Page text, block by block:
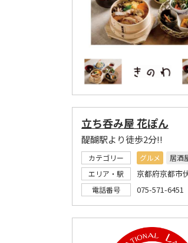
立ち呑み屋 花ぽん
醍醐駅より徒歩2分!!
カテゴリー グルメ
居酒
エリア・駅
京都府京都市
電話番号 075-571-6451